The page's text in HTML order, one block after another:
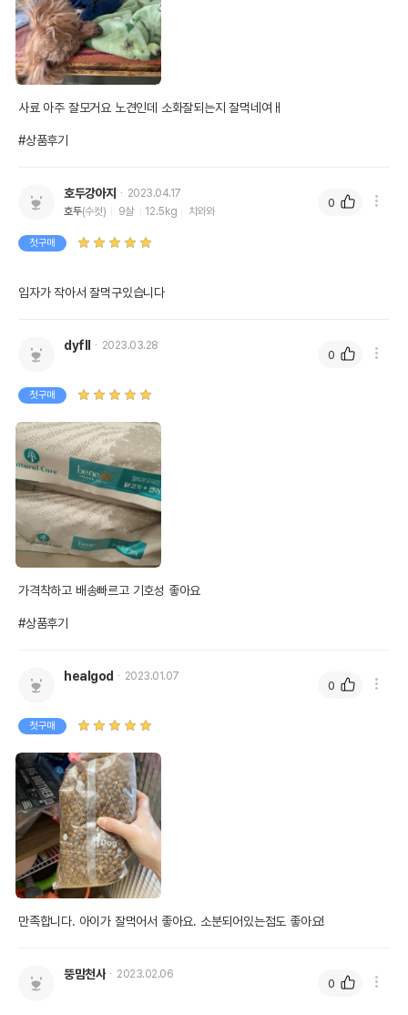
사료 아주 잘모거요 노견인데 소화잘되는지 잘먹네여ㅐ
#상품후기
호두강아지
2023.04.17
호두(수컷) 9살 12.5kg 치와와
첫구매
입자가 작아서 잘먹구있습니다
0
dyfll 2023.03.28
첫구매
가격착하고 배송빠르고 기호성 좋아요
#상품후기
0
healgod 2023.01.07
첫구매
만족합니다. 아이가 잘먹어서 좋아요. 소분되어있는점도 좋아요!
0
뚱맘천사 2023.02.06
0